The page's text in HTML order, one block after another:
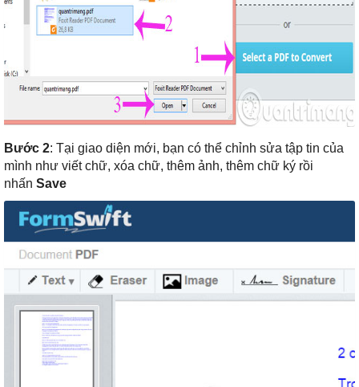
Bước 2: Tại giao diện mới, bạn có thể chỉnh sửa tập tin của
mình như viết chữ, xóa chữ, thêm ảnh, thêm chữ ký rồi
nhấn Save